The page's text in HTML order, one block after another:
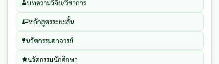
บทความวิจัย/วิชาการ
หลักสูตรระยะสั้น
นวัตกรรมอาจารย์
นวัตกรรมนักศึกษา